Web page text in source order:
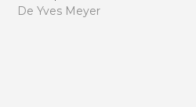
De Yves Meyer